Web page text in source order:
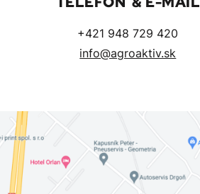
+421 948 729 420
info@agroaktiv.sk